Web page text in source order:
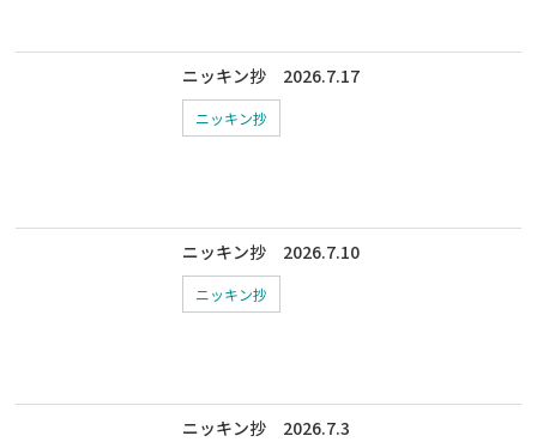
ニッキン抄 2026.7.17
ニッキン抄
ニッキン抄 2026.7.10
ニッキン抄
ニッキン抄 2026.7.3